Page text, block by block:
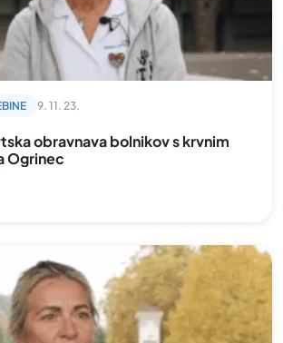
9. 11. 23.
obravnava bolnikov s krvnim
Ogrinec